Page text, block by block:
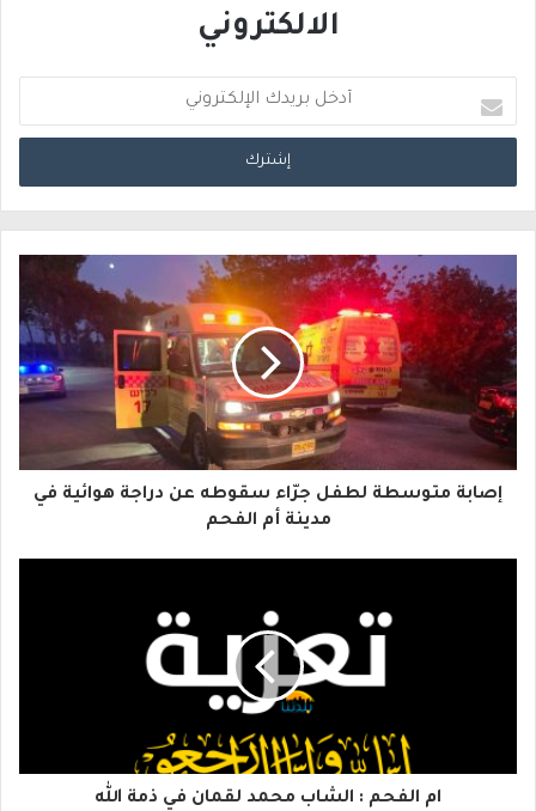
الالكتروني
د
خ
ر
ي
د
ك
ا
إ
إصابة متوسطة لطفل جرّاء سقوطه عن دراجة هوائية في
مدينة أم الفحم
ام الفحم : الشاب محمد لقمان في ذمة الله